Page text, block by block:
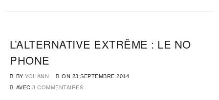
L’ALTERNATIVE EXTRÊME : LE NO
PHONE
BY YOHANN ON 23 SEPTEMBRE 2014
AVEC 3 COMMENTAIRES